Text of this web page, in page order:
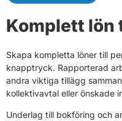
Komplett lön
Skapa kompletta löner till
knapptryck. Rapporterad
andra viktiga tillägg
kollektivavtal eller önskade
Underlag till bokföring och